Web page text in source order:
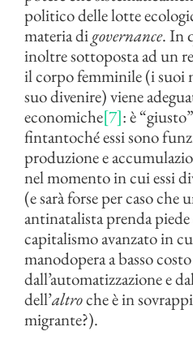
politico delle lotte
materia digovernance. In
inoltre sottoposta ad un
il corpo femminile (i suoi
suo divenire) viene
economiche[7]: è
fintantoché essi sono
produzione e
nel momento in cui essi
(e sarà forse per caso che
antinatalista prenda piede
capitalismo avanzato in
manodopera a basso
dall’automatizzazione e
dell’altroche è in
migrante?).